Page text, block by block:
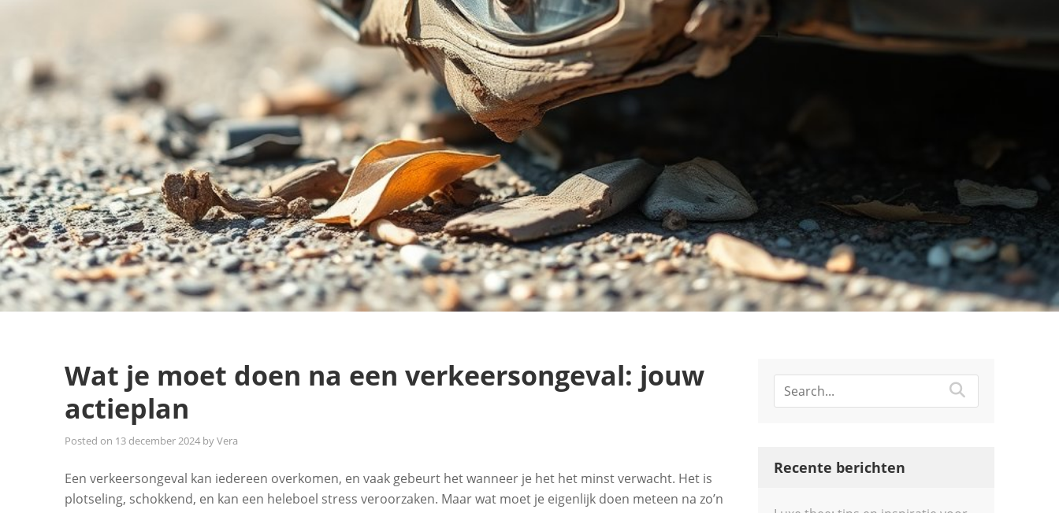
Wat je moet doen na een verkeersongeval: jouw
actieplan
Posted on 13 december 2024 byVera
Een verkeersongeval kan iedereen overkomen, en vaak gebeurt het wanneer je het het minst verwacht. Het is
plotseling, schokkend, en kan een heleboel stress veroorzaken. Maar wat moet je eigenlijk doen meteen na zo’n
Recente berichten